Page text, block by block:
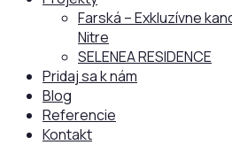
Farská – Exkluzívne
Nitre
SELENEA RESIDENCE
Pridaj sa k nám
Blog
Referencie
Kontakt